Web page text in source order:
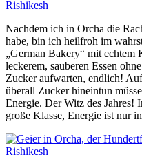
Nachdem ich in Orcha die
habe, bin ich heilfroh im
„German Bakery“ mit echtem
leckerem, sauberen Essen
Zucker aufwarten, endlich!
überall Zucker hineintun
Energie. Der Witz des Jahres!
große Klasse, Energie ist nur